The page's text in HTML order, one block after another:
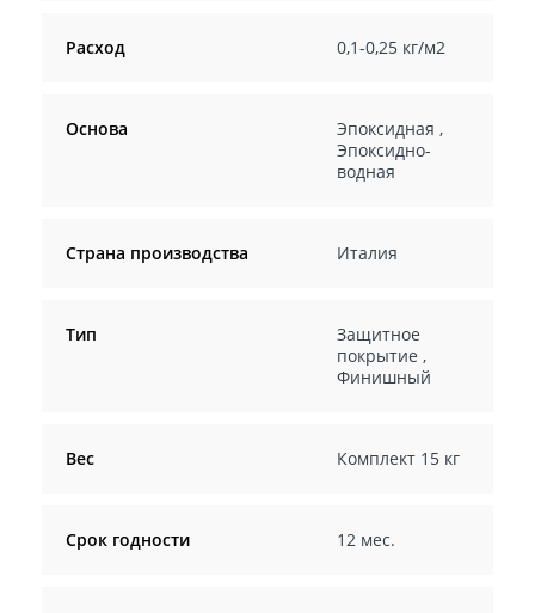
Расход 0,1-0,25 кг/м2
Основа Эпоксидная ,
Эпоксидно-
водная
Страна производства Италия
Тип
Защитное
покрытие ,
Финишный
Вес Комплект 15 кг
Срок годности 12 мес.